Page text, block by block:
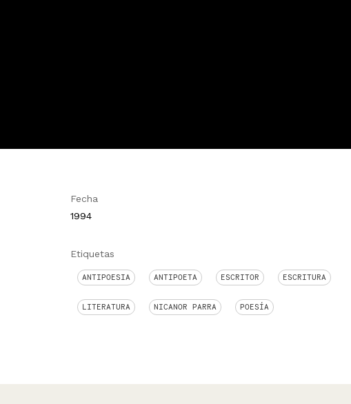
Fecha
1994
Etiquetas
ANTIPOESIA ANTIPOETA ESCRITOR ESCRITURA
LITERATURA NICANOR PARRA POESÍA